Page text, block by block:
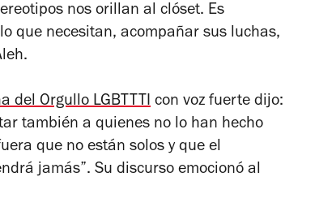
nos orillan al clóset. Es
que necesitan, acompañar sus luchas,
del Orgullo LGBTTTI con voz fuerte dijo:
también a quienes no lo han hecho
que no están solos y que el
jamás”. Su discurso emocionó al